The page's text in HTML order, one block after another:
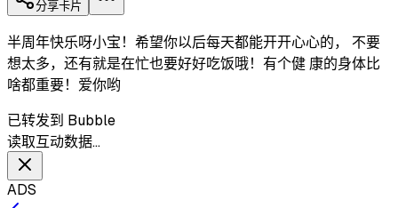
分享卡片
半周年快乐呀小宝！希望你以后每天都能开开心心的， 不要
想太多，还有就是在忙也要好好吃饭哦！有个健 康的身体比
啥都重要！爱你哟
已转发到 Bubble
读取互动数据…
ADS